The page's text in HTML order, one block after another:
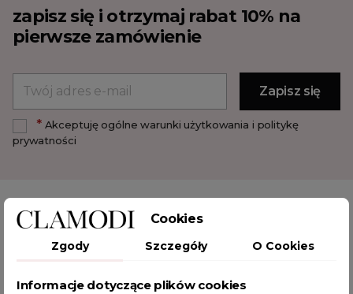
Wyprzedaż noworoczna
zapisz się i otrzymaj rabat 10% na
pierwsze zamówienie
*Akceptuję ogólne warunki użytkowania i politykę
prywatności
PRODUKTY
Promocje
OBSŁUGA KLIENTA
Dostawa
Cookies
Zgody Szczegóły O Cookies
Informacje dotyczące plików cookies